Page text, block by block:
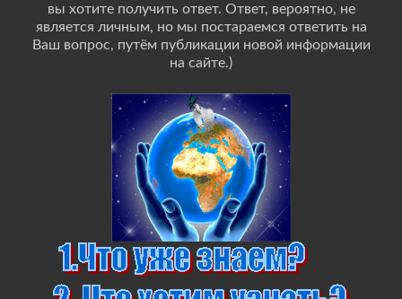
вы хотите получить ответ. Ответ, вероятно, не
является личным, но мы постараемся ответить на
Ваш вопрос, путём публикации новой информации
на сайте.)